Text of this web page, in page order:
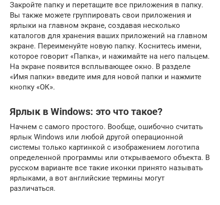
Закройте папку и перетащите все приложения в папку.
Вы также можете группировать свои приложения и
ярлыки на главном экране, создавая несколько
каталогов для хранения ваших приложений на главном
экране. Переименуйте новую папку. Коснитесь имени,
которое говорит «Папка», и нажимайте на него пальцем.
На экране появится всплывающее окно. В разделе
«Имя папки» введите имя для новой папки и нажмите
кнопку «ОК».
Ярлык в Windows: это что такое?
Начнем с самого простого. Вообще, ошибочно считать
ярлык Windows или любой другой операционной
системы только картинкой с изображением логотипа
определенной программы или открываемого объекта. В
русском варианте все такие иконки принято называть
ярлыками, а вот английские термины могут
различаться.